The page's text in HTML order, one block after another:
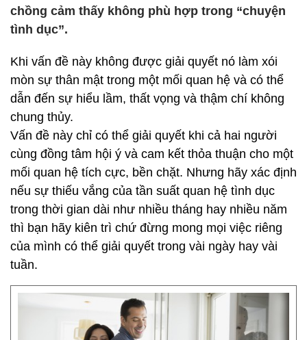
chồng cảm thấy không phù hợp trong “chuyện
tình dục”.
Khi vấn đề này không được giải quyết nó làm xói
mòn sự thân mật trong một mối quan hệ và có thể
dẫn đến sự hiểu lầm, thất vọng và thậm chí không
chung thủy.
Vấn đề này chỉ có thể giải quyết khi cả hai người
cùng đồng tâm hội ý và cam kết thỏa thuận cho một
mối quan hệ tích cực, bền chặt. Nhưng hãy xác định
nếu sự thiếu vắng của tần suất quan hệ tình dục
trong thời gian dài như nhiều tháng hay nhiều năm
thì bạn hãy kiên trì chứ đừng mong mọi việc riêng
của mình có thể giải quyết trong vài ngày hay vài
tuần.